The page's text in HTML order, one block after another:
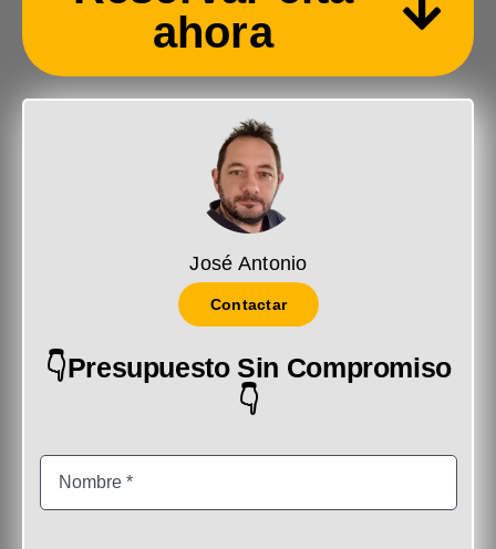
ahora
José Antonio
Contactar
👇Presupuesto Sin Compromiso
👇